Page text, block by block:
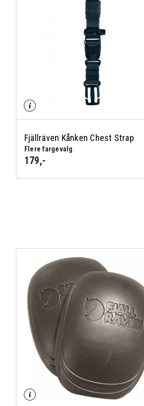
Fjällräven Kånken Chest Strap
Flere fargevalg
179,-